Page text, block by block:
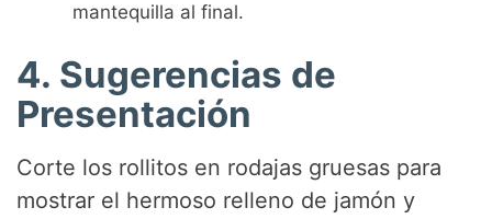
mantequilla al final.
4. Sugerencias de
Presentación
Corte los rollitos en rodajas gruesas para
mostrar el hermoso relleno de jamón y